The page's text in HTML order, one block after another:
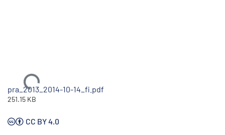
Ladataan...
pra_2013_2014-10-14_fi.pdf
251.15 KB
CC BY 4.0